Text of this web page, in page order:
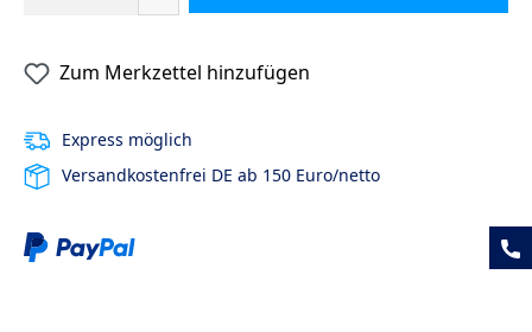
Zum Merkzettel hinzufügen
Express möglich
Versandkostenfrei DE ab 150 Euro/netto